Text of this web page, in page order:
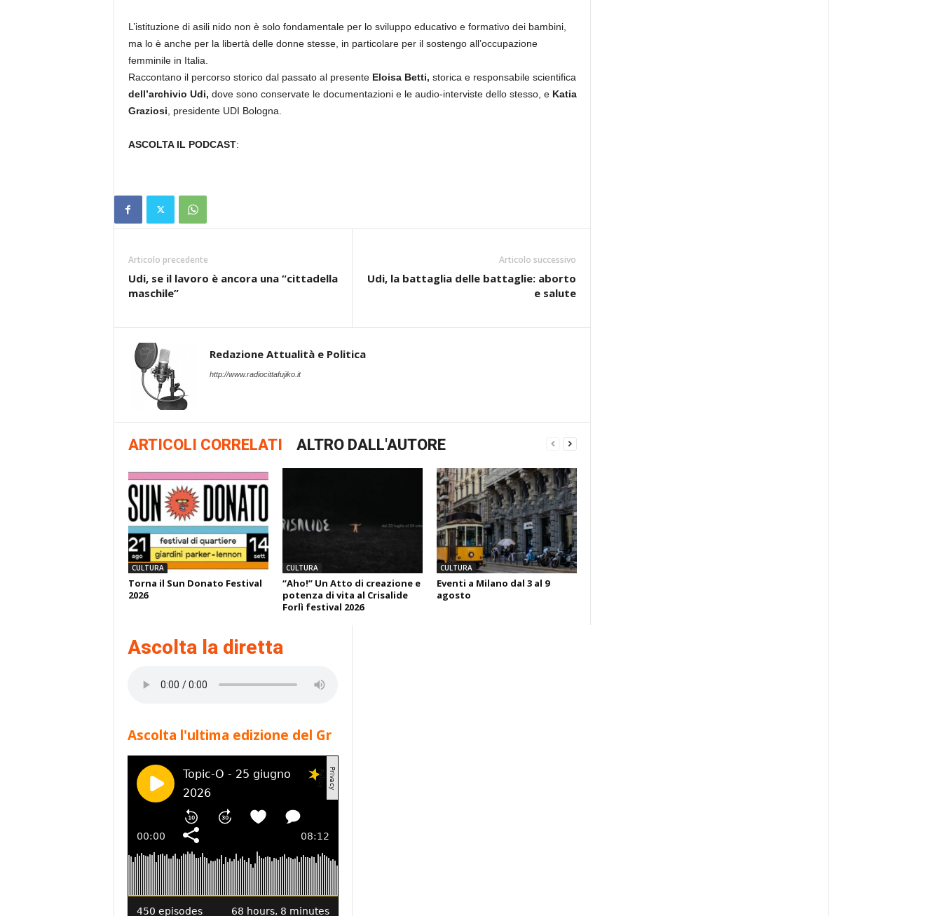
L’istituzione di asili nido non è solo fondamentale per lo sviluppo educativo e formativo dei bambini,
ma lo è anche per la libertà delle donne stesse, in particolare per il sostengo all’occupazione
femminile in Italia.
Raccontano il percorso storico dal passato al presente Eloisa Betti, storica e responsabile scientifica
dell’archivio Udi, dove sono conservate le documentazioni e le audio-interviste dello stesso, e Katia
Graziosi , presidente UDI Bologna.
ASCOLTA IL PODCAST:
Articolo precedente
Udi, se il lavoro è ancora una “cittadella
maschile”
Articolo successivo
Udi, la battaglia delle battaglie: aborto
e salute
Redazione Attualità e Politica
http://www.radiocittafujiko.it
ARTICOLI CORRELATI ALTRO DALL'AUTORE
CULTURA
Torna il Sun Donato Festival
2026
CULTURA
“Aho!” Un Atto di creazione e
potenza di vita al Crisalide
Forlì festival 2026
CULTURA
Eventi a Milano dal 3 al 9
agosto
Ascolta la diretta
Ascolta l'ultima edizione del Gr